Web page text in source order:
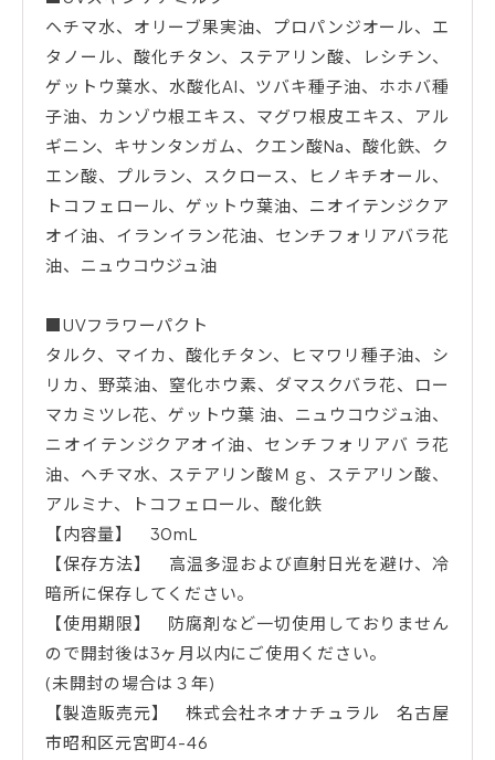
ヘチマ水、オリーブ果実油、プロパンジオール、エ
タノール、酸化チタン、ステアリン酸、レシチン、
ゲットウ葉水、水酸化AI、ツバキ種子油、ホホバ種
子油、カンゾウ根エキス、マグワ根皮エキス、アル
ギニン、キサンタンガム、クエン酸Na、酸化鉄、ク
エン酸、プルラン、スクロース、ヒノキチオール、
トコフェロール、ゲットウ葉油、ニオイテンジクア
オイ油、イランイラン花油、センチフォリアバラ花
油、ニュウコウジュ油
■UVフラワーパクト
タルク、マイカ、酸化チタン、ヒマワリ種子油、シ
リカ、野菜油、窒化ホウ素、ダマスクバラ花、ロー
マカミツレ花、ゲットウ葉 油、ニュウコウジュ油、
ニオイテンジクアオイ油、センチフォリアバ ラ花
油、ヘチマ水、ステアリン酸Ｍｇ、ステアリン酸、
アルミナ、トコフェロール、酸化鉄
【内容量】 30mL
【保存方法】 高温多湿および直射日光を避け、冷
暗所に保存してください。
【使用期限】 防腐剤など一切使用しておりません
ので開封後は3ヶ月以内にご使用ください。
(未開封の場合は３年)
【製造販売元】 株式会社ネオナチュラル 名古屋
市昭和区元宮町4-46